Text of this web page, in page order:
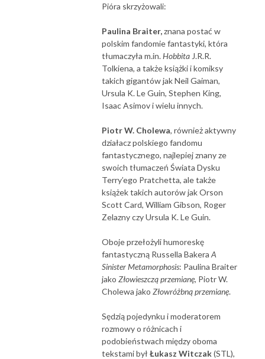
Pióra skrzyżowali:
Paulina Braiter,znana postać w
polskim fandomie fantastyki, która
tłumaczyła m.in.Hobbita J.R.R.
Tolkiena, a także książki i komiksy
takich gigantów jak Neil Gaiman,
Ursula K. Le Guin, Stephen King,
Isaac Asimov i wielu innych.
Piotr W. Cholewa, również aktywny
działacz polskiego fandomu
fantastycznego, najlepiej znany ze
swoich tłumaczeń Świata Dysku
Terry’ego Pratchetta, ale także
książek takich autorów jak Orson
Scott Card, William Gibson, Roger
Zelazny czy Ursula K. Le Guin.
Oboje przełożyli humoreskę
fantastyczną Russella Bakera A
Sinister Metamorphosis: Paulina Braiter
jako Złowieszczą przemianę, Piotr W.
Cholewa jako Złowróżbną przemianę.
Sędzią pojedynku i moderatorem
rozmowy o różnicach i
podobieństwach między oboma
tekstami był Łukasz Witczak(STL),